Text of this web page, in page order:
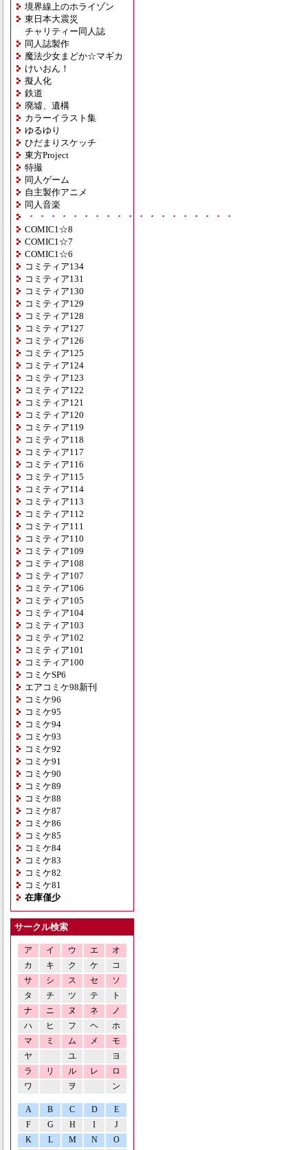
境界線上のホライゾン
東日本大震災
チャリティー同人誌
同人誌製作
魔法少女まどか☆マギカ
けいおん！
擬人化
鉄道
廃墟、遺構
カラーイラスト集
ゆるゆり
ひだまりスケッチ
東方Project
特撮
同人ゲーム
自主製作アニメ
同人音楽
・・・・・・・・・・・・・・・・・・・
COMIC1☆8
COMIC1☆7
COMIC1☆6
コミティア134
コミティア131
コミティア130
コミティア129
コミティア128
コミティア127
コミティア126
コミティア125
コミティア124
コミティア123
コミティア122
コミティア121
コミティア120
コミティア119
コミティア118
コミティア117
コミティア116
コミティア115
コミティア114
コミティア113
コミティア112
コミティア111
コミティア110
コミティア109
コミティア108
コミティア107
コミティア106
コミティア105
コミティア104
コミティア103
コミティア102
コミティア101
コミティア100
コミケSP6
エアコミケ98新刊
コミケ96
コミケ95
コミケ94
コミケ93
コミケ92
コミケ91
コミケ90
コミケ89
コミケ88
コミケ87
コミケ86
コミケ85
コミケ84
コミケ83
コミケ82
コミケ81
在庫僅少
サークル検索
ア イ ウ エ
オ
カ
キ ク ケ
コ
サ
シ ス セ
ソ
タ
チ ツ テ
ト
ナ
ニ ヌ ネ
ノ
ハ
ヒ フ ヘ
ホ
マ
ミ ム メ
モ
ヤ
ユ
ヨ
ラ
リ ル レ
ロ
ワ
ヲ ン
A B C D
E
F
G H I
J
K
L M N O